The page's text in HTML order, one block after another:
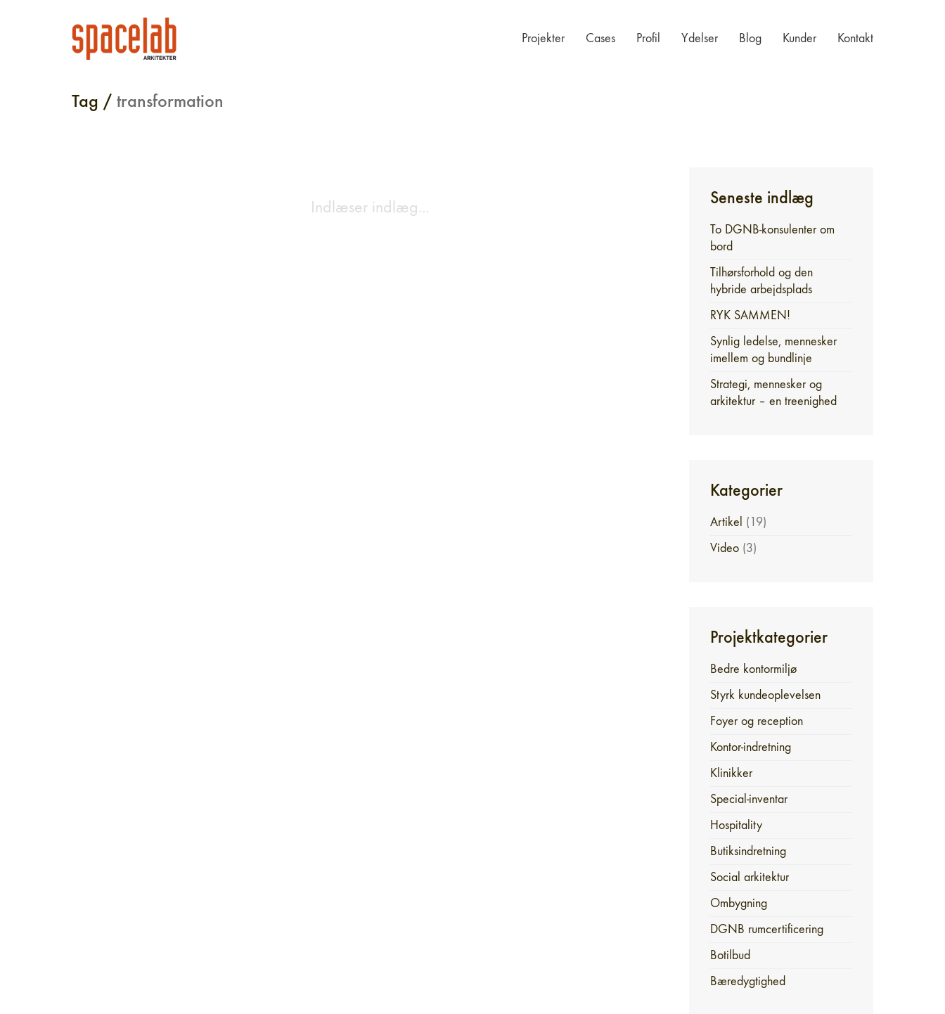
Projekter Cases Profil Ydelser Blog Kunder Kontakt
Tag / transformation
Indlæser indlæg... Seneste indlæg
To DGNB-konsulenter om
bord
Tilhørsforhold og den
hybride arbejdsplads
RYK SAMMEN!
Synlig ledelse, mennesker
imellem og bundlinje
Strategi, mennesker og
arkitektur – en treenighed
Kategorier
Artikel (19)
Video(3)
Projektkategorier
Bedre kontormiljø
Styrk kundeoplevelsen
Foyer og reception
Kontor-indretning
Klinikker
Special-inventar
Hospitality
Butiksindretning
Social arkitektur
Ombygning
DGNB rumcertificering
Botilbud
Bæredygtighed